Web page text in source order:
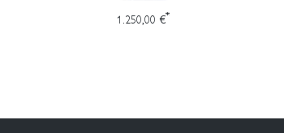
1.250,00 €*